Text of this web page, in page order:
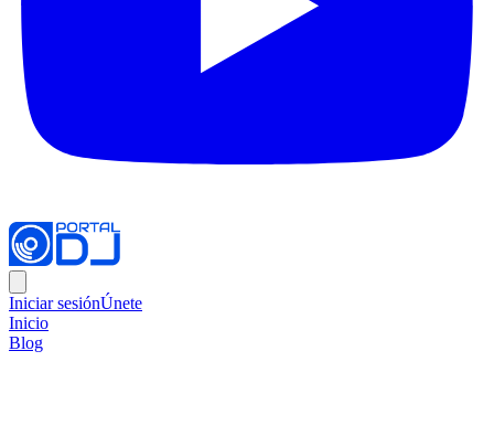
Iniciar sesiónÚnete
Inicio
Blog